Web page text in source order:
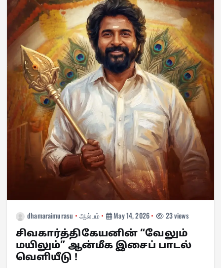
dhamaraimurasu ஆல்பம் May 14, 2026 23 views
சிவகார்த்திகேயனின் “வேலும்
மயிலும்” ஆன்மீக இசைப் பாடல்
வெளியீடு !